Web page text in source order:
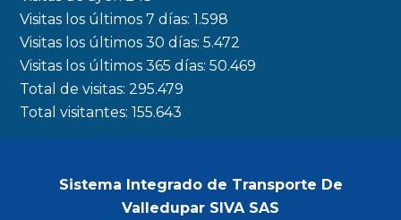
o
k
a
m
r
Visitas los últimos 7 días:1.598
Visitas los últimos 30 días:5.472
Visitas los últimos 365 días:50.469
Total de visitas:295.479
Total visitantes:155.643
Sistema Integrado de Transporte De
Valledupar SIVA SAS